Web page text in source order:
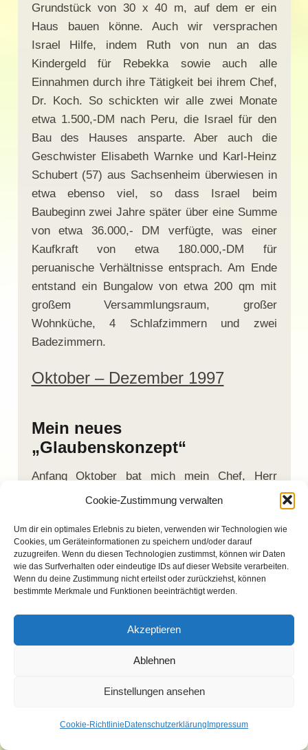
Cookie-Zustimmung verwalten
Um dir ein optimales Erlebnis zu bieten, verwenden wir Technologien wie
Cookies, um Geräteinformationen zu speichern und/oder darauf
zuzugreifen. Wenn du diesen Technologien zustimmst, können wir Daten
wie das Surfverhalten oder eindeutige IDs auf dieser Website verarbeiten.
Wenn du deine Zustimmung nicht erteilst oder zurückziehst, können
bestimmte Merkmale und Funktionen beeinträchtigt werden.
Akzeptieren
Ablehnen
Einstellungen ansehen
Cookie-RichtlinieDatenschutzerklärungImpressum
Grundstück von 30 x 40 m, auf dem er ein
Haus bauen könne. Auch wir versprachen
Israel Hilfe, indem Ruth von nun an das
Kindergeld für Rebekka sowie auch alle
Einnahmen durch ihre Tätigkeit bei ihrem Chef,
Dr. Koch. So schickten wir alle zwei Monate
etwa 1.500,-DM nach Peru, die Israel für den
Bau des Hauses ansparte. Aber auch die
Geschwister Elisabeth Warnke und Karl-Heinz
Schubert (57) aus Sachsenheim überwiesen in
etwa ebenso viel, so dass Israel beim
Baubeginn zwei Jahre später über eine Summe
von etwa 36.000,- DM verfügte, was einer
Kaufkraft von etwa 180.000,-DM für
peruanische Verhältnisse entsprach. Am Ende
entstand ein Bungalow von etwa 200 qm mit
großem Versammlungsraum, großer
Wohnküche, 4 Schlafzimmern und zwei
Badezimmern.
Oktober – Dezember 1997
Mein neues
„Glaubenskonzept“
Anfang Oktober bat mich mein Chef, Herr
Wittmann, in sein Büro. Dieser Freitag war
in der Firma, und ich ahnte schon, dass er mich
möglicherweise kündigen wolle, zumal ich
inzwischen auch wirklich alles gemalt und
lackiert hatte, was es überhaupt in der Firma zu
Herrn Wittmann die privaten Räume seines
Hauses in Ganderkesee gemalert hatte. Und
tatsächlich teilte mir Herr Wittmann mit, dass
beschäftigen wolle. Ich fragte ihn, ob er mir